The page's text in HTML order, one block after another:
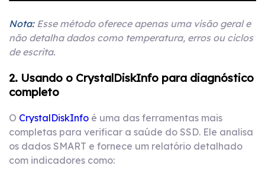
Nota:Esse método oferece apenas uma visão geral e
não detalha dados como temperatura, erros ou ciclos
de escrita.
2. Usando o CrystalDiskInfo para diagnóstico
completo
O CrystalDiskInfo é uma das ferramentas mais
completas para verificar a saúde do SSD. Ele analisa
os dados SMART e fornece um relatório detalhado
com indicadores como: